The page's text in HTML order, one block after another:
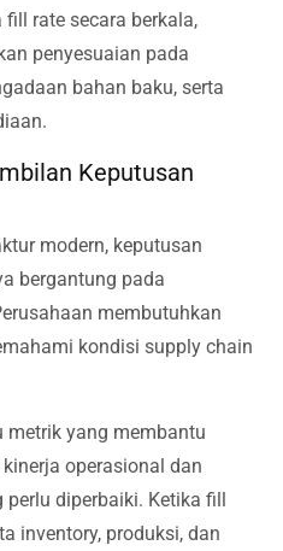
rate secara berkala,
penyesuaian pada
bahan baku, serta
Keputusan
modern, keputusan
bergantung pada
membutuhkan
kondisi supply chain
metrik yang membantu
operasional dan
diperbaiki. Ketika fill
inventory, produksi, dan